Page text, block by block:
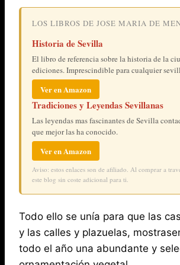
LOS LIBROS DE JOSE MARIA DE
Historia de Sevilla
El libro de referencia sobre la historia de la
ediciones. Imprescindible para cualquier
Ver en Amazon
Tradiciones y Leyendas Sevillanas
Las leyendas mas fascinantes de Sevilla
que mejor las ha conocido.
Ver en Amazon
Aviso: estos enlaces son de afiliado. Al comprar a
este blog sin coste adicional para ti.
Todo ello se unía para que las
y las calles y plazuelas,
todo el año una abundante y